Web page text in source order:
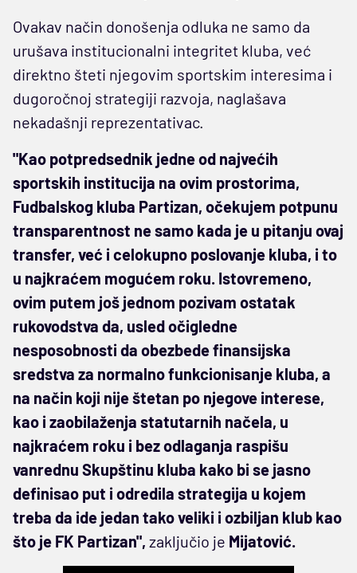
Ovakav način donošenja odluka ne samo da
urušava institucionalni integritet kluba, već
direktno šteti njegovim sportskim interesima i
dugoročnoj strategiji razvoja, naglašava
nekadašnji reprezentativac.
"Kao potpredsednik jedne od najvećih
sportskih institucija na ovim prostorima,
Fudbalskog kluba Partizan, očekujem potpunu
transparentnost ne samo kada je u pitanju ovaj
transfer, već i celokupno poslovanje kluba, i to
u najkraćem mogućem roku. Istovremeno,
ovim putem još jednom pozivam ostatak
rukovodstva da, usled očigledne
nesposobnosti da obezbede finansijska
sredstva za normalno funkcionisanje kluba, a
na način koji nije štetan po njegove interese,
kao i zaobilaženja statutarnih načela, u
najkraćem roku i bez odlaganja raspišu
vanrednu Skupštinu kluba kako bi se jasno
definisao put i odredila strategija u kojem
treba da ide jedan tako veliki i ozbiljan klub kao
što je FK Partizan", zaključio je Mijatović.